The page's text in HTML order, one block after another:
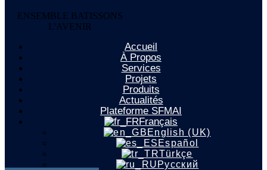
ENSEMBLE BATISSONS
L'AVENIR
Accueil
À Propos
Services
Projets
Produits
Actualités
Plateforme SFMAI
Français
English (UK)
Español
Türkçe
Русский